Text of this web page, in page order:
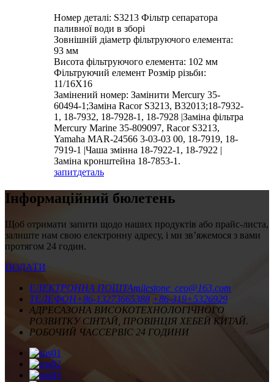
Номер деталі: S3213 Фільтр сепаратора
паливної води в зборі
Зовнішній діаметр фільтруючого елемента:
93 мм
Висота фільтруючого елемента: 102 мм
Фільтруючий елемент Розмір різьби:
11/16X16
Замінений номер: Замінити Mercury 35-
60494-1;Заміна Racor S3213, B32013;18-7932-
1, 18-7932, 18-7928-1, 18-7928 |Заміна фільтра
Mercury Marine 35-809097, Racor S3213,
Yamaha MAR-24566 3-03-03 00, 18-7919, 18-
7919-1 |Чаша змінна 18-7922-1, 18-7922 |
Заміна кронштейна 18-7853-1.
запитдеталь
Інформаційний бюлетень
Щоб отримати запити щодо наших продуктів або прайс-листа,
залиште нам свою електронну адресу, і ми зв’яжемося з вами
протягом 24 годин.
ПОДАТИ
ЕЛЕКТРОННА ПОШТАmilestone_ceo@163.com
ТЕЛЕФОН+86-13273665388 +86-319+5326929
АДРЕСАЗОНА ВИСОКОТЕХНОЛОГІЧНОГО
РОЗВИТКУ СІНТАЙ, ПРОВІНЦІЯ ХЕБЕЙ КИТАЙ.
РОБОЧИЙ ЧАССЕРВІС 24 ГОДИНИ